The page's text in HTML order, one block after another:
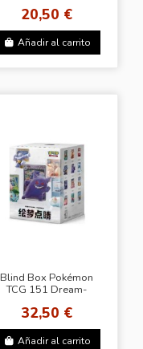
Vol.1
20,50 €
Añadir al carrito
Blind Box Pokémon
TCG 151 Dream-
32,50 €
Añadir al carrito